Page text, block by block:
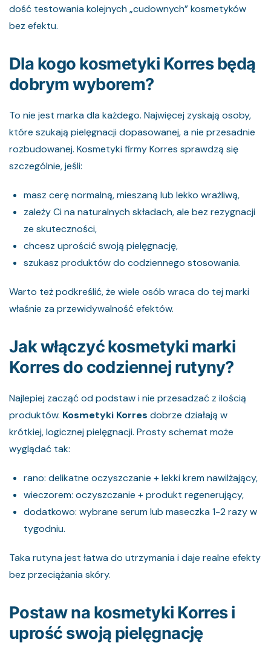
dość testowania kolejnych „cudownych” kosmetyków
bez efektu.
Dla kogo kosmetyki Korres będą
dobrym wyborem?
To nie jest marka dla każdego. Najwięcej zyskają osoby,
które szukają pielęgnacji dopasowanej, a nie przesadnie
rozbudowanej. Kosmetyki firmy Korres sprawdzą się
szczególnie, jeśli:
masz cerę normalną, mieszaną lub lekko wrażliwą,
zależy Ci na naturalnych składach, ale bez rezygnacji
ze skuteczności,
chcesz uprościć swoją pielęgnację,
szukasz produktów do codziennego stosowania.
Warto też podkreślić, że wiele osób wraca do tej marki
właśnie za przewidywalność efektów.
Jak włączyć kosmetyki marki
Korres do codziennej rutyny?
Najlepiej zacząć od podstaw i nie przesadzać z ilością
produktów. Kosmetyki Korres dobrze działają w
krótkiej, logicznej pielęgnacji. Prosty schemat może
wyglądać tak:
rano: delikatne oczyszczanie + lekki krem nawilżający,
wieczorem: oczyszczanie + produkt regenerujący,
dodatkowo: wybrane serum lub maseczka 1-2 razy w
tygodniu.
Taka rutyna jest łatwa do utrzymania i daje realne efekty
bez przeciążania skóry.
Postaw na kosmetyki Korres i
uprość swoją pielęgnację